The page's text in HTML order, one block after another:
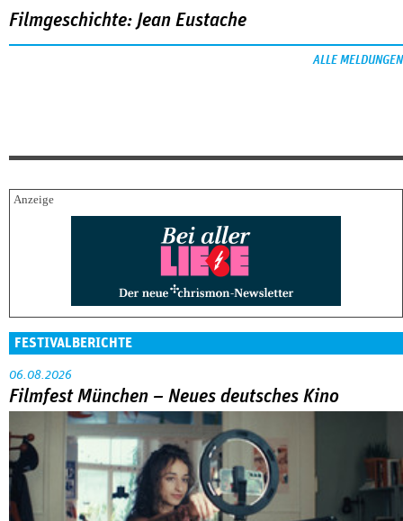
Filmgeschichte: Jean Eustache
ALLE MELDUNGEN
FESTIVALBERICHTE
06.08.2026
Filmfest München – Neues deutsches Kino